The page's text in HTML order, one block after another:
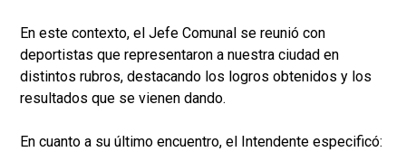
En este contexto, el Jefe Comunal se reunió con
deportistas que representaron a nuestra ciudad en
distintos rubros, destacando los logros obtenidos y los
resultados que se vienen dando.
En cuanto a su último encuentro, el Intendente especificó: